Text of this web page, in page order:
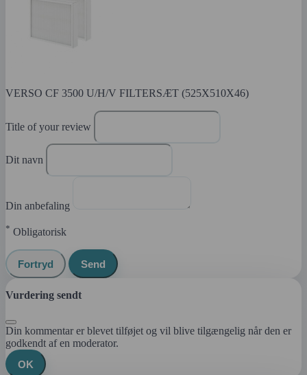
VERSO CF 3500 U/H/V FILTERSÆT (525X510X46)
Title of your review
Dit navn
Din anbefaling
* Obligatorisk
Fortryd Send
Vurdering sendt
Din kommentar er blevet tilføjet og vil blive tilgængelig når den er
godkendt af en moderator.
OK